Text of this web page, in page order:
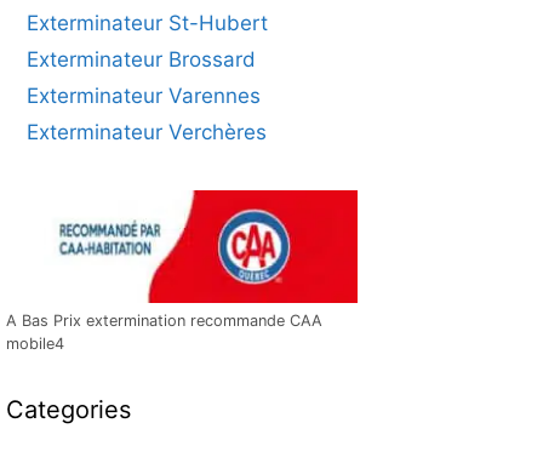
Exterminateur St-Hubert
Exterminateur Brossard
Exterminateur Varennes
Exterminateur Verchères
A Bas Prix extermination recommande CAA
mobile4
Categories